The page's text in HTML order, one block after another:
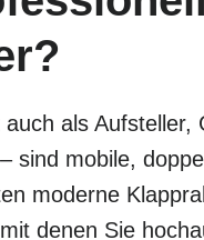
als Aufsteller,
sind mobile,
moderne
denen Sie